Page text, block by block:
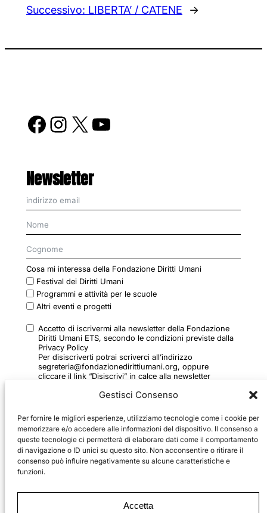
Gestisci Consenso
Per fornire le migliori esperienze, utilizziamo tecnologie come i cookie per
memorizzare e/o accedere alle informazioni del dispositivo. Il consenso a
queste tecnologie ci permetterà di elaborare dati come il comportamento
di navigazione o ID unici su questo sito. Non acconsentire o ritirare il
consenso può influire negativamente su alcune caratteristiche e
funzioni.
Accetta
Successivo: LIBERTA’ / CATENE →
Facebook Instagram X YouTube
Newsletter
Cosa mi interessa della Fondazione Diritti Umani
Festival dei Diritti Umani
Programmi e attività per le scuole
Altri eventi e progetti
Accetto di iscrivermi alla newsletter della Fondazione
Diritti Umani ETS, secondo le condizioni previste dalla
Privacy Policy
Per disiscriverti potrai scriverci all’indirizzo
segreteria@fondazionedirittiumani.org, oppure
cliccare il link “Disiscrivi” in calce alla newsletter
ISCRIVITI